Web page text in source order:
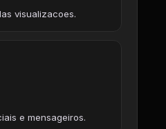
visualizacoes.
e mensageiros.